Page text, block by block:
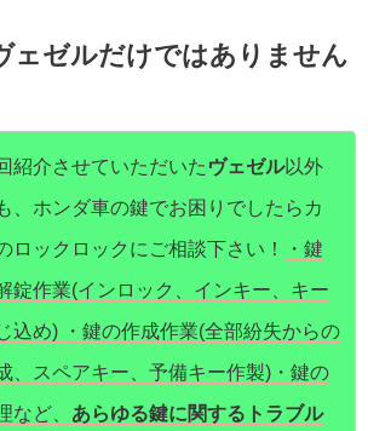
ェゼルだけではありません
紹介させていただいた ヴェゼル以外
、ホンダ車の鍵でお困りでしたらカ
ロックロックにご相談下さい！
・鍵
錠作業(インロック、インキー、キー
込め) ・鍵の作成作業(全部紛失からの
、スペアキー、予備キー作製)・鍵の
など、 あらゆる鍵に関するトラブル